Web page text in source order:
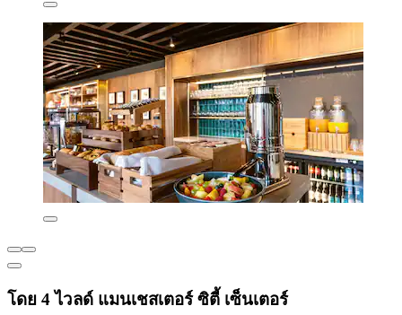
โดย 4 ไวลด์ แมนเชสเตอร์ ซิตี้ เซ็นเตอร์